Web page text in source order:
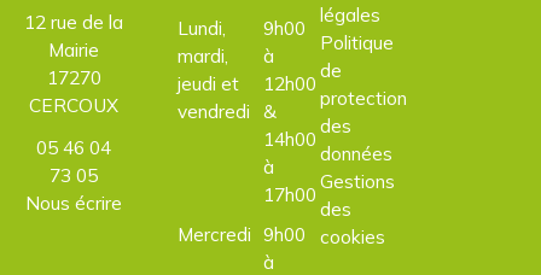
12 rue de la
Mairie
17270
CERCOUX
05 46 04
73 05
Nous écrire
Lundi,
mardi,
jeudi et
vendredi
9h00
à
12h00
&
14h00
à
17h00
Mercredi 9h00
à
légales
Politique
de
protection
des
données
Gestions
des
cookies